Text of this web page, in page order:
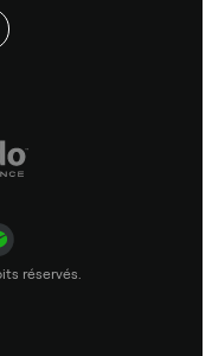
réservés.